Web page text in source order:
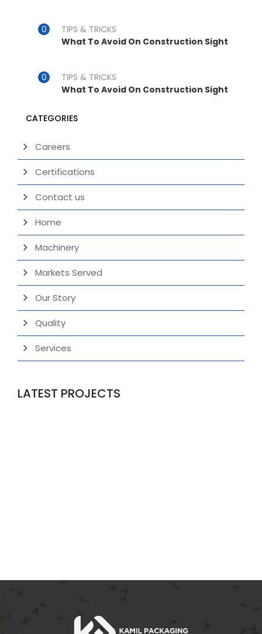
TIPS & TRICKS
What To Avoid On Construction Sight
TIPS & TRICKS
What To Avoid On Construction Sight
CATEGORIES
Careers
Certifications
Contact us
Home
Machinery
Markets Served
Our Story
Quality
Services
LATEST PROJECTS